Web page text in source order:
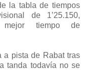
la tabla de tiempos
de 1’25.150,
tiempo de
a pista de Rabat tras
tanda todavía no se